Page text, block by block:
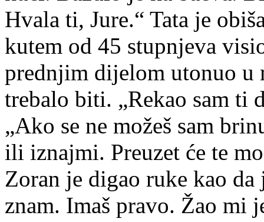
Hvala ti, Jure.“ Tata je
kutem od 45 stupnjeva
prednjim dijelom utonuo u
trebalo biti. „Rekao sam ti
„Ako se ne možeš sam
ili iznajmi. Preuzet će te
Zoran je digao ruke kao da
znam. Imaš pravo. Žao mi